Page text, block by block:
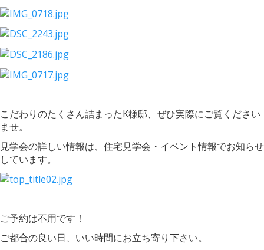
こだわりのたくさん詰まったK様邸、ぜひ実際にご覧ください
ませ。
見学会の詳しい情報は、住宅見学会・イベント情報でお知らせ
しています。
ご予約は不用です！
ご都合の良い日、いい時間にお立ち寄り下さい。